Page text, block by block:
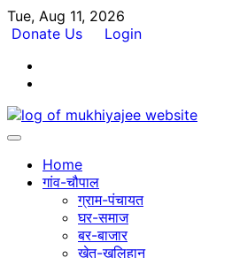
Skip
to
Tue, Aug 11, 2026
Donate Us
Login
Home
गांव-चौपाल
ग्राम-पंचायत
घर-समाज
बर-बाजार
खेत-खलिहान